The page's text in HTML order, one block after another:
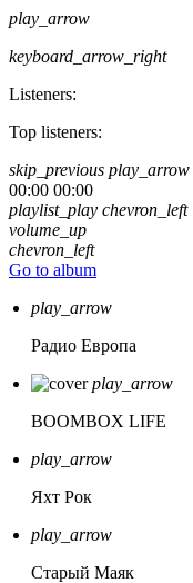
play_arrow
keyboard_arrow_right
Listeners:
Top listeners:
skip_previous play_arrow
00:00 00:00
playlist_play chevron_left
volume_up
chevron_left
Go to album
play_arrow
Радио Европа
play_arrow
BOOMBOX LIFE
play_arrow
Яхт Рок
play_arrow
Старый Маяк